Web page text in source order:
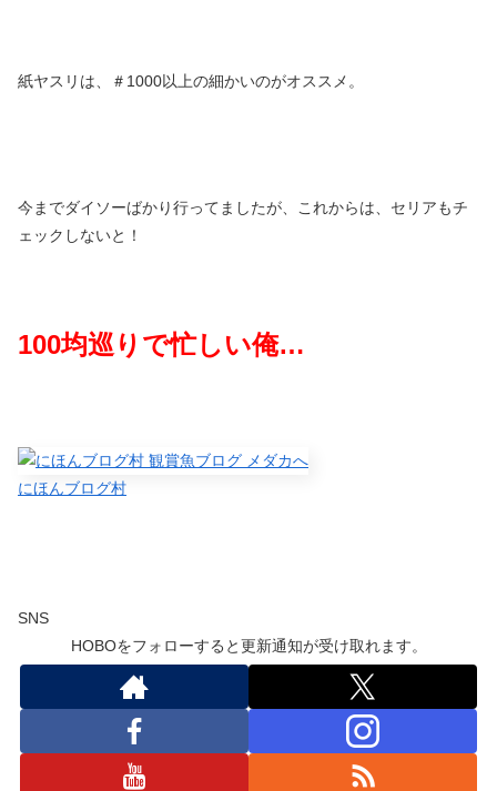
紙ヤスリは、＃1000以上の細かいのがオススメ。
今までダイソーばかり行ってましたが、これからは、セリアもチ
ェックしないと！
100均巡りで忙しい俺…
にほんブログ村
SNS
HOBOをフォローすると更新通知が受け取れます。